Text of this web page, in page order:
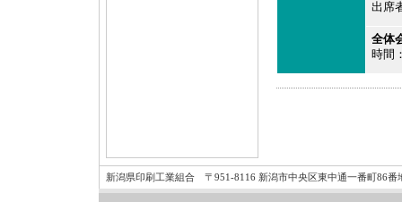
出席
全体
時間
新潟県印刷工業組合 〒951-8116 新潟市中央区東中通一番町86